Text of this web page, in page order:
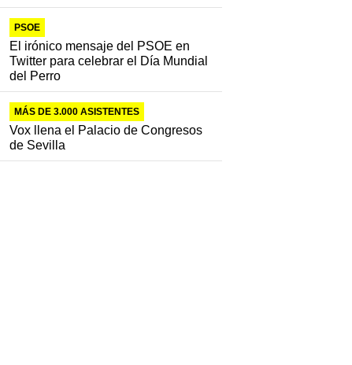
PSOE
El irónico mensaje del PSOE en
Twitter para celebrar el Día Mundial
del Perro
MÁS DE 3.000 ASISTENTES
Vox llena el Palacio de Congresos
de Sevilla